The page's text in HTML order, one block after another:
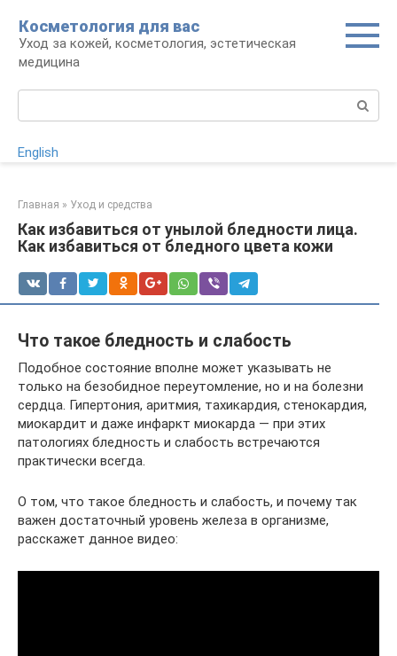
контенту
Косметология для вас
Уход за кожей, косметология, эстетическая
медицина
English
Главная » Уход и средства
Как избавиться от унылой бледности лица.
Как избавиться от бледного цвета кожи
Что такое бледность и слабость
Подобное состояние вполне может указывать не
только на безобидное переутомление, но и на болезни
сердца. Гипертония, аритмия, тахикардия, стенокардия,
миокардит и даже инфаркт миокарда — при этих
патологиях бледность и слабость встречаются
практически всегда.
О том, что такое бледность и слабость, и почему так
важен достаточный уровень железа в организме,
расскажет данное видео: